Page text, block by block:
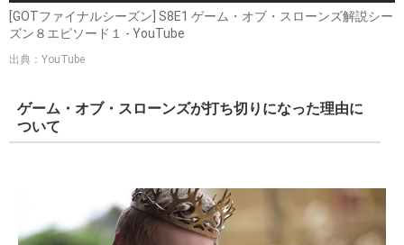
[GOTファイナルシーズン] S8E1 ゲーム・オブ・スローンズ解説シー
ズン８エピソード１ - YouTube
出典：YouTube
ゲーム・オブ・スローンズが打ち切りになった理由に
ついて